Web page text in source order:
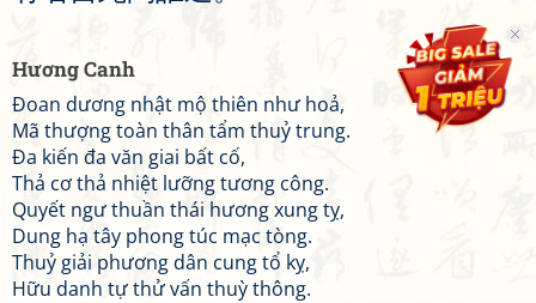
Hương Canh
Đoan dương nhật mộ thiên như hoả,
Mã thượng toàn thân tẩm thuỷ trung.
Đa kiến đa văn giai bất cố,
Thả cơ thả nhiệt lưỡng tương công.
Quyết ngư thuần thái hương xung tỵ,
Dung hạ tây phong túc mạc tòng.
Thuỷ giải phương dân cung tổ kỵ,
Hữu danh tự thử vấn thuỳ thông.